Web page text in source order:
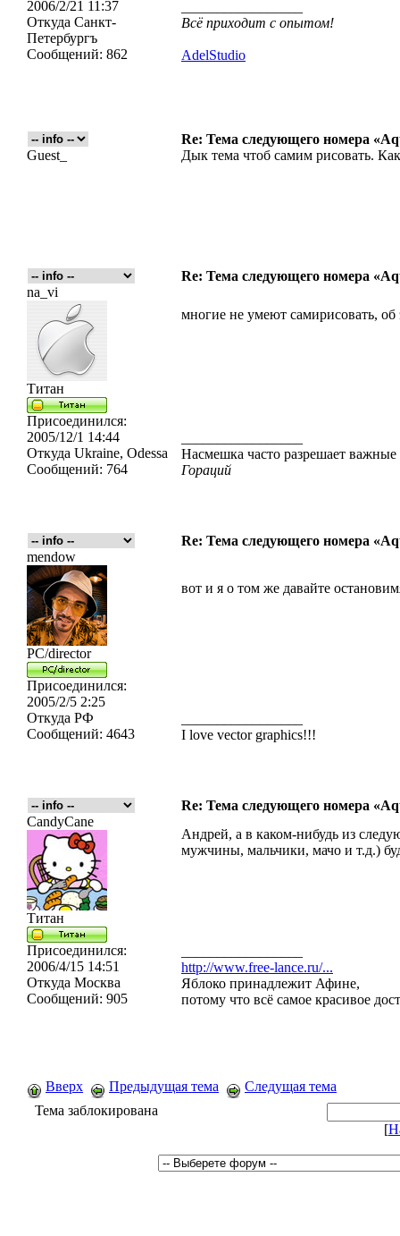
2006/2/21 11:37
Откуда Санкт-
Петербургъ
Сообщений: 862
Всё приходит с опытом!
AdelStudio
Re: Тема следующего номера
Guest_
Дык тема чтоб самим рисовать.
Re: Тема следующего номера
na_vi
Титан
Присоединился:
2005/12/1 14:44
Откуда Ukraine, Odessa
Сообщений: 764
многие не умеют самирисовать, об
Насмешка часто разрешает важные
Гораций
Re: Тема следующего номера
mendow
PC/director
Присоединился:
2005/2/5 2:25
Откуда РФ
Сообщений: 4643
вот и я о том же давайте
I love vector graphics!!!
Re: Тема следующего номера
CandyCane
Титан
Присоединился:
2006/4/15 14:51
Откуда Москва
Сообщений: 905
Андрей, а в каком-нибудь из
мужчины, мальчики, мачо и т.д.)
http://www.free-lance.ru/...
Яблоко принадлежит Афине,
потому что всё самое красивое
Вверх Предыдущая тема
Следущая тема
Тема заблокирована
[